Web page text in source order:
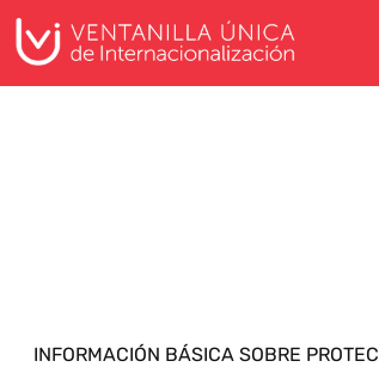
INFORMACIÓN BÁSICA SOBRE